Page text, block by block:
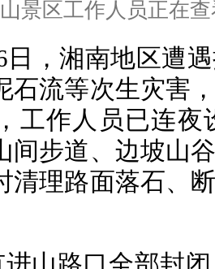
景区工作人员正在
日，湘南地区遭
石流等次生灾害
工作人员已连
间步道、边坡山
清理路面落石、